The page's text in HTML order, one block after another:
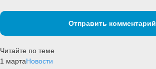
Отправить комментарий
Читайте по теме
1 мартаНовости